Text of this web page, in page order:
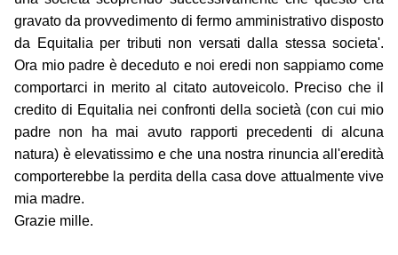
gravato da provvedimento di fermo amministrativo disposto
da Equitalia per tributi non versati dalla stessa societa'.
Ora mio padre è deceduto e noi eredi non sappiamo come
comportarci in merito al citato autoveicolo. Preciso che il
credito di Equitalia nei confronti della società (con cui mio
padre non ha mai avuto rapporti precedenti di alcuna
natura) è elevatissimo e che una nostra rinuncia all'eredità
comporterebbe la perdita della casa dove attualmente vive
mia madre.
Grazie mille.